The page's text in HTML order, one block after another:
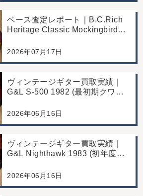
ベース査定レポート｜B.C.Rich
Heritage Classic Mockingbird
にて買取
2026年07月17日
ヴィンテージギター買取実績｜
G&L S-500 1982 (最初期クワガ
買取/コンディション良好の査定
2026年06月16日
ヴィンテージギター買取実績｜
G&L Nighthawk 1983 (初年度マ
区/店頭買取/コンディション良好
2026年06月16日